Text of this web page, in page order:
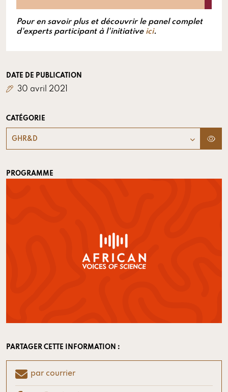
Pour en savoir plus et découvrir le panel complet
d'experts participant à l'initiative ici.
DATE DE PUBLICATION
30 avril 2021
CATÉGORIE
GHR&D
PROGRAMME
PARTAGER CETTE INFORMATION :
par courrier